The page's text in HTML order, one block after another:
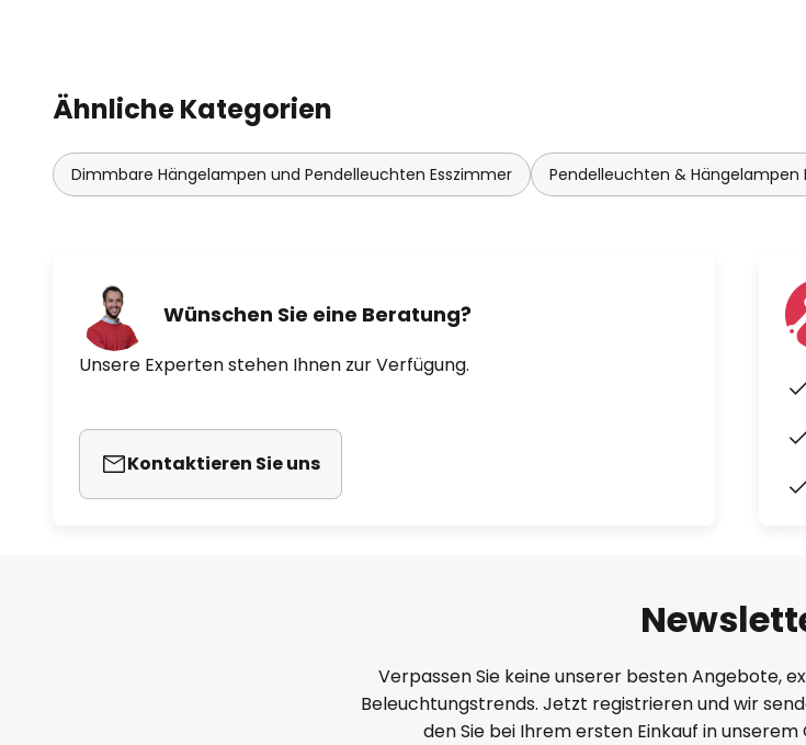
Ähnliche Kategorien
Dimmbare Hängelampen und Pendelleuchten Esszimmer Pendelleuchten &
Wünschen Sie eine Beratung?
Unsere Experten stehen Ihnen zur Verfügung.
Kontaktieren Sie uns
Verpassen Sie keine unserer besten Angebote,
Beleuchtungstrends. Jetzt registrieren und wir
den Sie bei Ihrem ersten Einkauf in